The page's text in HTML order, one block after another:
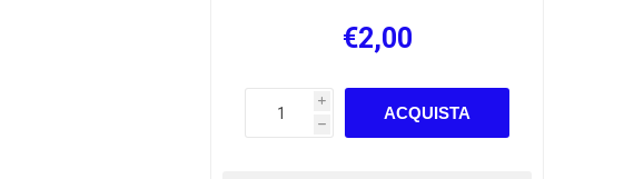
€2,00
i
h
ACQUISTA